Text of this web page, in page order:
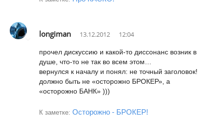
longiman 13.12.2012 12:04
прочел дискуссию и какой-то диссонанс возник в
душе, что-то не так во всем этом…
вернулся к началу и понял: не точный заголовок!
должно быть не «осторожно БРОКЕР», а
«осторожно БАНК» )))
К заметке: Осторожно - БРОКЕР!